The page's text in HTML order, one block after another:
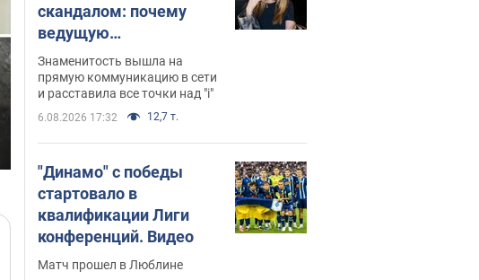
скандалом: почему
ведущую
несправедливо
захейтили
Знаменитость вышла на
прямую коммуникацию в сети
и расставила все точки над "i"
6.08.2026 17:32 12,7 т.
"Динамо" с победы
стартовало в
квалификации Лиги
конференций. Видео
Матч прошел в Люблине